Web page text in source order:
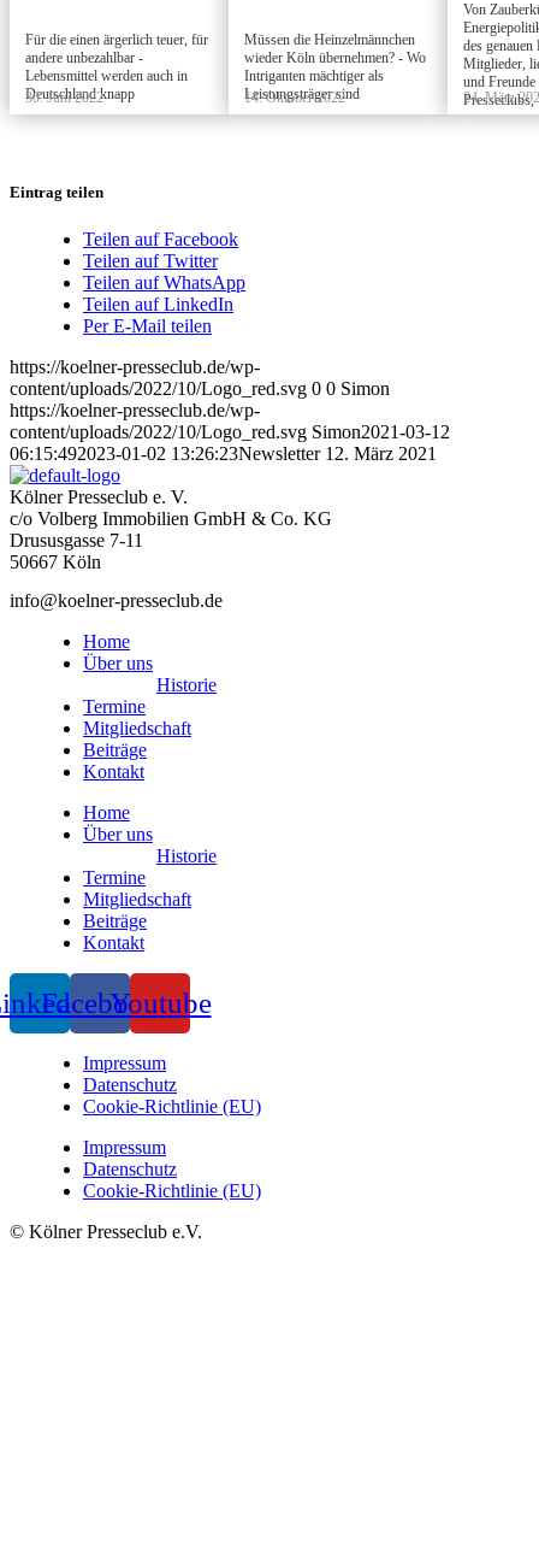
Für die einen ärgerlich teuer, für
andere unbezahlbar -
Lebensmittel werden auch in
Deutschland knapp
30. Juni 2022
Müssen die Heinzelmännchen
wieder Köln übernehmen? - Wo
Intriganten mächtiger als
Leistungsträger sind
14. Oktober 2022
Von
des
Mitglieder,
und
Presseclubs,
24. März
Eintrag teilen
Teilen auf Facebook
Teilen auf Twitter
Teilen auf WhatsApp
Teilen auf LinkedIn
Per E-Mail teilen
https://koelner-presseclub.de/wp-
content/uploads/2022/10/Logo_red.svg 0 0 Simon
https://koelner-presseclub.de/wp-
content/uploads/2022/10/Logo_red.svg Simon2021-03-12
06:15:492023-01-02 13:26:23Newsletter 12. März 2021
Kölner Presseclub e. V.
c/o Volberg Immobilien GmbH & Co. KG
Drususgasse 7-11
50667 Köln
info@koelner-presseclub.de
Home
Über uns
Historie
Termine
Mitgliedschaft
Beiträge
Kontakt
Home
Über uns
Historie
Termine
Mitgliedschaft
Beiträge
Kontakt
FacebookYoutube
Impressum
Datenschutz
Cookie-Richtlinie (EU)
Impressum
Datenschutz
Cookie-Richtlinie (EU)
© Kölner Presseclub e.V.